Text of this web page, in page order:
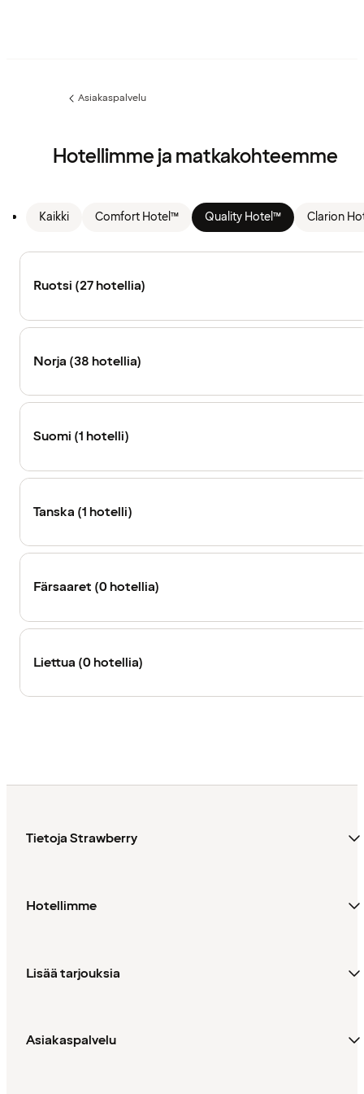
Edellinen
Asiakaspalvelu
Hotellimme ja matkakohteemme
Kaikki Comfort Hotel™ Quality Hotel™ Clarion
Ruotsi (27 hotellia)
Norja (38 hotellia)
Suomi (1 hotelli)
Tanska (1 hotelli)
Färsaaret (0 hotellia)
Liettua (0 hotellia)
Tietoja Strawberry
Hotellimme
Lisää tarjouksia
Asiakaspalvelu